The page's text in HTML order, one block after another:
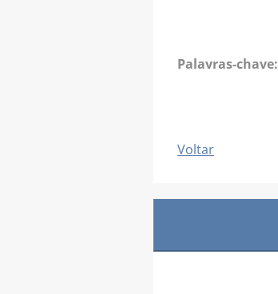
Palavras-chave:
Voltar